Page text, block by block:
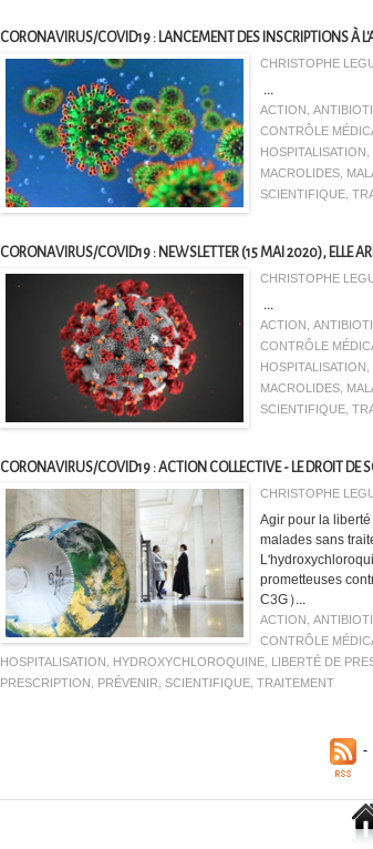
CORONAVIRUS/COVID19 : LANCEMENT DES INSCRIPTIONS À
CHRISTOPHE
...
ACTION,
CONTRÔLE
HOSPITALISATION,
MACROLIDES,
SCIENTIFIQUE,
CORONAVIRUS/COVID19 : NEWSLETTER (15 MAI 2020), ELLE
CHRISTOPHE
...
ACTION,
CONTRÔLE
HOSPITALISATION,
MACROLIDES,
SCIENTIFIQUE,
CORONAVIRUS/COVID19 : ACTION COLLECTIVE - LE DROIT DE
CHRISTOPHE
Agir pour la
malades sans
prometteuses
C3G)...
ACTION,
CONTRÔLE
HOSPITALISATION, HYDROXYCHLOROQUINE, LIBERTÉ DE
PRESCRIPTION, PRÉVENIR, SCIENTIFIQUE, TRAITEMENT